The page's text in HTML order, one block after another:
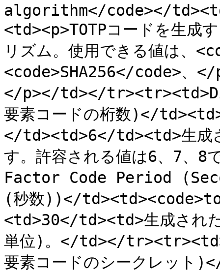
algorithm</code></
<td><p>TOTPコードを生成
リズム。使用できる値は、
<code>SHA256</code>、
</p></td></
要素コードの桁数)</
</td><td>6</td><td>生成さ
す。許容される値は6、7
Factor Code Period
(秒数))</
<td>30</td><td>生成され
単位)。</td></
要素コードのシークレッ